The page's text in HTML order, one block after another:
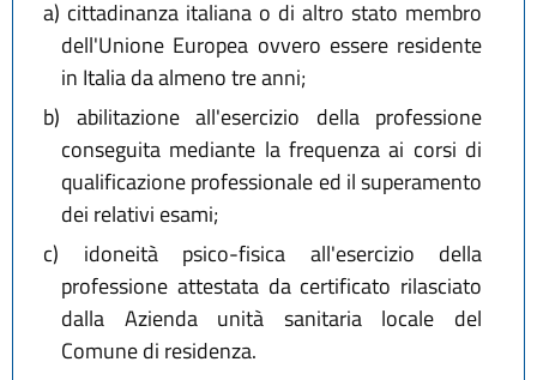
a) cittadinanza italiana o di altro stato membro
dell'Unione Europea ovvero essere residente
in Italia da almeno tre anni;
b) abilitazione all'esercizio della professione
conseguita mediante la frequenza ai corsi di
qualificazione professionale ed il superamento
dei relativi esami;
c) idoneità psico-fisica all'esercizio della
professione attestata da certificato rilasciato
dalla Azienda unità sanitaria locale del
Comune di residenza.